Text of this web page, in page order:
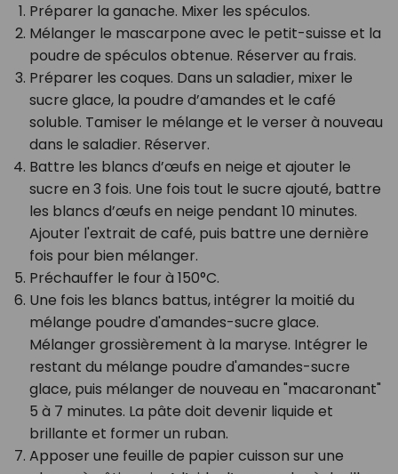
Préparer la ganache. Mixer les spéculos.
Mélanger le mascarpone avec le petit-suisse et la
poudre de spéculos obtenue. Réserver au frais.
Préparer les coques. Dans un saladier, mixer le
sucre glace, la poudre d’amandes et le café
soluble. Tamiser le mélange et le verser à nouveau
dans le saladier. Réserver.
Battre les blancs d’œufs en neige et ajouter le
sucre en 3 fois. Une fois tout le sucre ajouté, battre
les blancs d’œufs en neige pendant 10 minutes.
Ajouter l'extrait de café, puis battre une dernière
fois pour bien mélanger.
Préchauffer le four à 150°C.
Une fois les blancs battus, intégrer la moitié du
mélange poudre d'amandes-sucre glace.
Mélanger grossièrement à la maryse. Intégrer le
restant du mélange poudre d'amandes-sucre
glace, puis mélanger de nouveau en "macaronant"
5 à 7 minutes. La pâte doit devenir liquide et
brillante et former un ruban.
Apposer une feuille de papier cuisson sur une